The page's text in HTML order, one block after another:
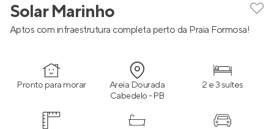
Solar Marinho
Aptos com infraestrutura completa perto da Praia Formosa!
Pronto para morar Areia Dourada
Cabedelo - PB
2 e 3 suítes